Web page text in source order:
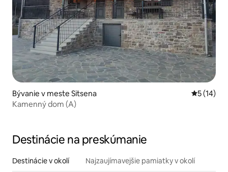
Bývanie v meste Sitsena
5 (14)
Kamenný dom (A)
Destinácie na preskúmanie
Destinácie v okolí Najzaujímavejšie pamiatky v okolí